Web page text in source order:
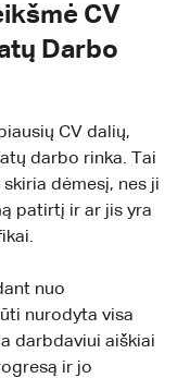
CV
Darbo
CV dalių,
darbo rinka. Tai
dėmesį, nes ji
patirtį ir ar jis yra
nuo
nurodyta visa
darbdaviui aiškiai
ir jo